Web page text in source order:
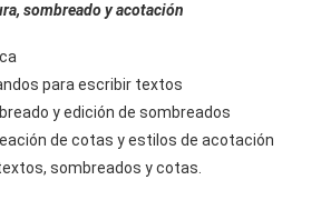
sombreado y acotación
para escribir textos
y edición de sombreados
de cotas y estilos de acotación
sombreados y cotas.